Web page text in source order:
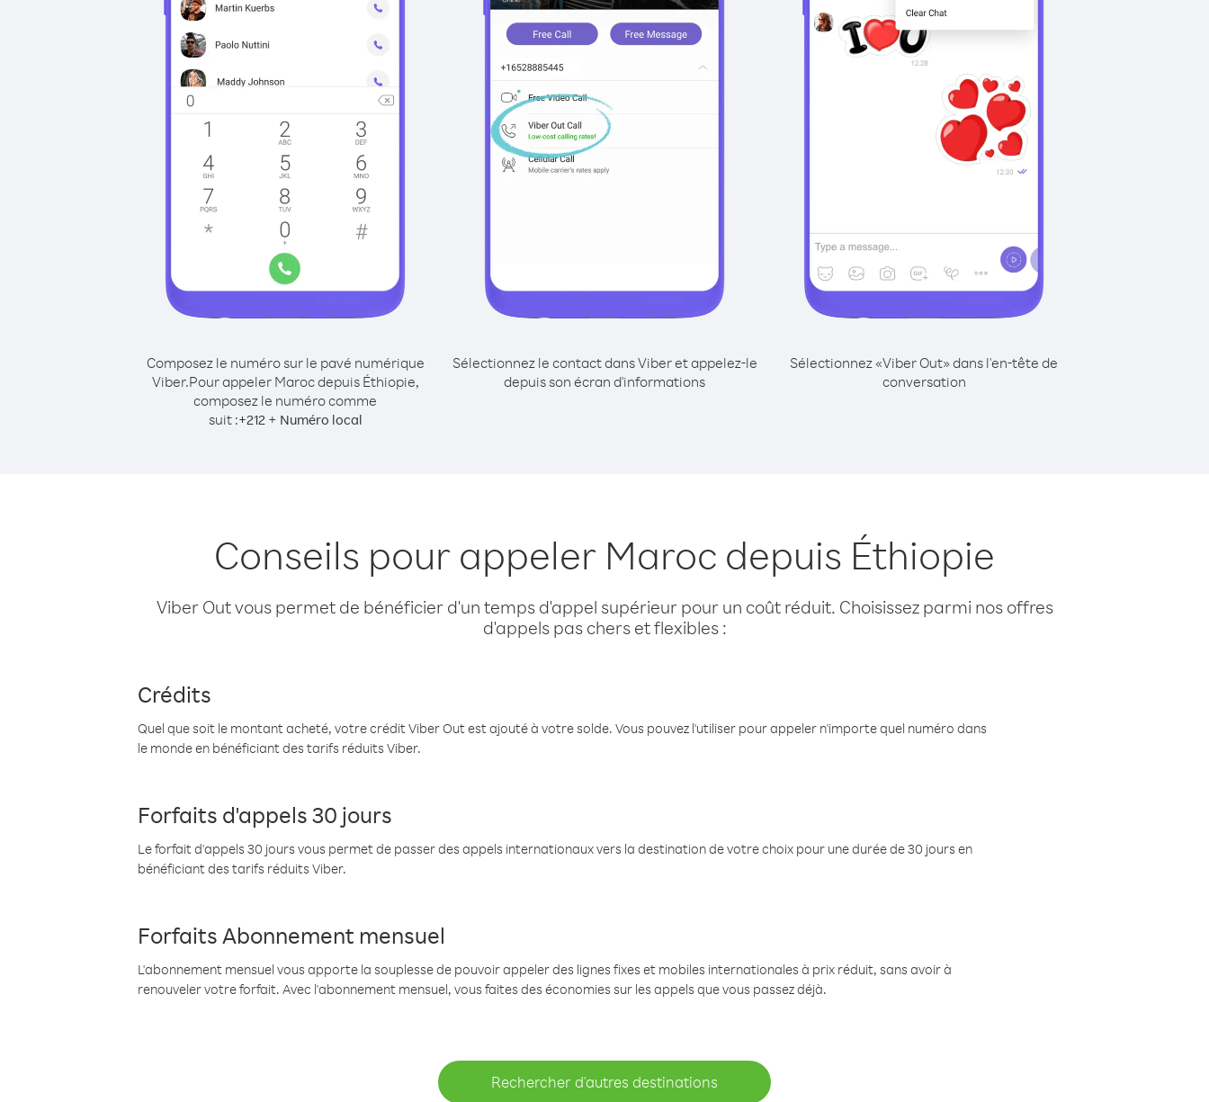
Composez le numéro sur le pavé numérique
Viber.Pour appeler Maroc depuis Éthiopie,
composez le numéro comme
suit :+212+ Numéro local
Sélectionnez le contact dans Viber et appelez-le
depuis son écran d'informations
Sélectionnez «Viber Out» dans l'en-tête de
conversation
Conseils pour appeler Maroc depuis Éthiopie
Viber Out vous permet de bénéficier d'un temps d'appel supérieur pour un coût réduit. Choisissez parmi nos offres
d'appels pas chers et flexibles :
Crédits
Quel que soit le montant acheté, votre crédit Viber Out est ajouté à votre solde. Vous pouvez l'utiliser pour appeler n'importe quel numéro dans
le monde en bénéficiant des tarifs réduits Viber.
Forfaits d'appels 30 jours
Le forfait d'appels 30 jours vous permet de passer des appels internationaux vers la destination de votre choix pour une durée de 30 jours en
bénéficiant des tarifs réduits Viber.
Forfaits Abonnement mensuel
L'abonnement mensuel vous apporte la souplesse de pouvoir appeler des lignes fixes et mobiles internationales à prix réduit, sans avoir à
renouveler votre forfait. Avec l'abonnement mensuel, vous faites des économies sur les appels que vous passez déjà.
Rechercher d'autres destinations